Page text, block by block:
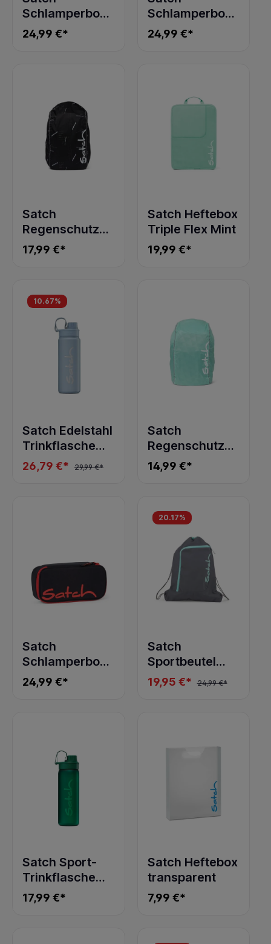
Schlamperbox
Blue Tech
24,99 €*
Schlamperbox
Coral Reef
24,99 €*
Satch
Regenschutz
ninja matrix
17,99 €*
Satch Heftebox
Triple Flex Mint
19,99 €*
10.67%
Satch Edelstahl
Trinkflasche
Nordic Ice Blue
26,79 €* 29,99 €*
Satch
Regenschutz
Mint
14,99 €*
Satch
Schlamperbox
fire phantom
24,99 €*
20.17%
Satch
Sportbeutel
mint phantom
19,95 €* 24,99 €*
Satch Sport-
Trinkflasche
green tritan
17,99 €*
Satch Heftebox
transparent
7,99 €*